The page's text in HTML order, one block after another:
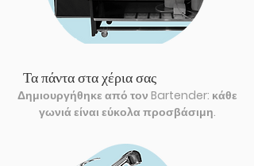
Τα πάντα στα χέρια σας
Δημιουργήθηκε από τον Bartender: κάθε
γωνιά είναι εύκολα προσβάσιμη.